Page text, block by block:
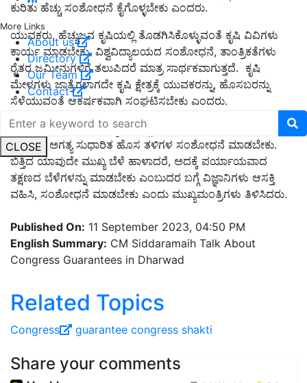
More Links
About us
Directory
Our Team
Contact
CLOSE
ಕುರಿತು ಹೆಚ್ಚು ಸಂಶೋಧನೆ ಕೈಗೊಳ್ಳಬೇಕು ಎಂದರು.
ಯುವಕರು, ಹೆಚ್ಚುಜನ ಕೃಷಿಯಲ್ಲಿ ತೊಡಗಿಸಿಕೊಳ್ಳುವಂತೆ ಕೃಷಿ ವಿವಿಗಳು
ಕಾರ್ಯ ಮಾಡಬೇಕು. ವಿಶ್ವವಿದ್ಯಾಲಯದ ಸಂಶೋಧನೆ, ತಾಂತ್ರಿಕತೆಗಳು
ರೈತರ ಜಮೀನುಗಳಿಗೆ ತಲುಪಿದರೆ ಮಾತ್ರ ಸಾರ್ಥಕವಾಗುತ್ತದೆ. ಕೃಷಿ
ಮೇಳಗಳು ಜಾತ್ರೆಗಳಾಗದೇ ಕೃಷಿ ಕ್ಷೇತ್ರಕ್ಕೆ ಯುವಕರನ್ನು, ಹೊಸಬರನ್ನು
ಸೆಳೆಯುವಂತೆ ಆಕರ್ಷಕವಾಗಿ ಸಂಘಟಿಸಬೇಕು ಎಂದರು.
ಒಣ ಬೇಸಾಯ ಮಾಡುವ ರೈತರ ಬಗ್ಗೆ ವಿಶೇಷ ಕಾಳಜಿ ಇದೆ. ಒಣಬೇಸಾಯ
ಮಾಡಲು ಅಗತ್ಯ ಸುಧಾರಿತ ಹೊಸ ತಳಿಗಳ ಸಂಶೋಧನೆ ಮಾಡಬೇಕು.
ಬಿತ್ತಿದ ಯಾವುದೇ ಮುಖ್ಯ ಬೆಳೆ ಹಾಳಾದರೆ, ಅದಕ್ಕೆ ಪರ್ಯಾಯವಾದ
ತಕ್ಷಣದ ಬೆಳೆಗಳನ್ನು ಮಾಡಬೇಕು ಎಂಬುದರ ಬಗ್ಗೆ ವಿಜ್ಞಾನಿಗಳು ಆಸಕ್ತಿ
ವಹಿಸಿ, ಸಂಶೋಧನೆ ಮಾಡಬೇಕು ಎಂದು ಮುಖ್ಯಮಂತ್ರಿಗಳು ತಿಳಿಸಿದರು.
Published On: 11 September 2023, 04:50 PM
English Summary: CM Siddaramaih Talk About
Congress Guarantees in Dharwad
Related Topics
Congress guarantee congress shakti
Share your comments